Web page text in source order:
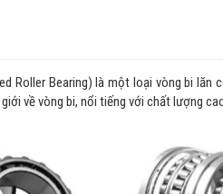
Roller Bearing) là một loại vòng bi lăn
về vòng bi, nổi tiếng với chất lượng